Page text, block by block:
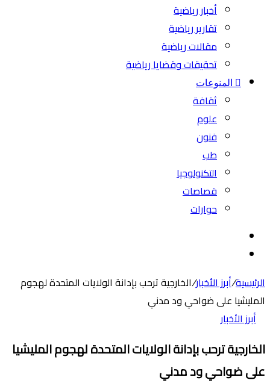
أخبار رياضية
تقارير رياضية
مقالات رياضية
تحقيقات وقضايا رياضية
المنوعات
ثقافة
علوم
فنون
طب
التكنولوجيا
قصاصات
حوارات
المظلم
الرئيسية/أبرز الأخبار/الخارجية ترحب بإدانة الولايات المتحدة لهجوم
المليشيا على ضواحي ود مدني
أبرز الأخبار
الخارجية ترحب بإدانة الولايات المتحدة لهجوم المليشيا
على ضواحي ود مدني